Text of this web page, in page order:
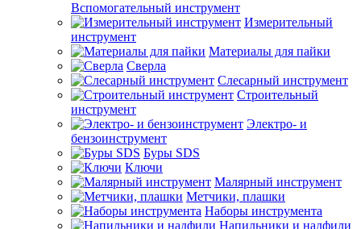
Вспомогательный инструмент
Измерительный
инструмент
Материалы для пайки
Сверла
Слесарный инструмент
Строительный
инструмент
Электро- и
бензоинструмент
Буры SDS
Ключи
Малярный инструмент
Метчики, плашки
Наборы инструмента
Напильники и надфили